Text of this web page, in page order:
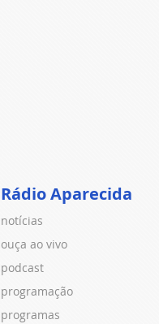
Rádio Aparecida
notícias
ouça ao vivo
podcast
programação
programas